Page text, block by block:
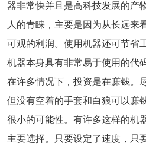
器非常快并且是高科技发展的产
人的青睐，主要是因为从长远来
可观的利润。使用机器还可节省
机器本身具有非常易于使用的代
在许多情况下，投资是在赚钱。
但没有空着的手套和白狼可以赚
很小的可能性。有许多这样的机
主要选择。只要设定了速度，只